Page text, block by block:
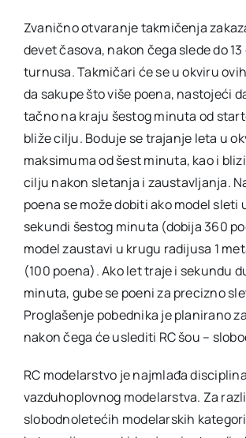
Zvanično otvaranje takmičenja
devet časova, nakon čega slede do
turnusa. Takmičari će se u okviru
da sakupe što više poena, nastojeći
tačno na kraju šestog minuta od
bliže cilju. Boduje se trajanje leta u
maksimuma od šest minuta, kao i
cilju nakon sletanja i zaustavljanja.
poena se može dobiti ako model sleti
sekundi šestog minuta (dobija 360
model zaustavi u krugu radijusa 1
(100 poena). Ako let traje i sekundu
minuta, gube se poeni za precizno
Proglašenje pobednika je planirano
nakon čega će uslediti RC šou –
RC modelarstvo je najmlađa disciplina
vazduhoplovnog modelarstva. Za
slobodnoletećih modelarskih